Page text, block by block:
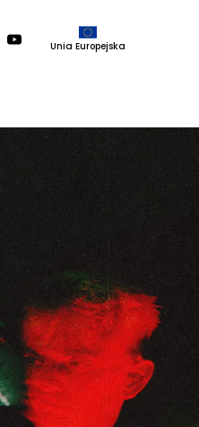
Unia Europejska